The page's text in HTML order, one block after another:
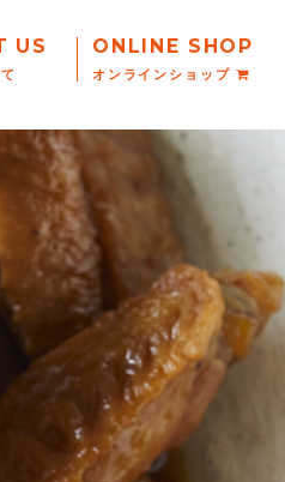
US ONLINE SHOP
オンラインショップ